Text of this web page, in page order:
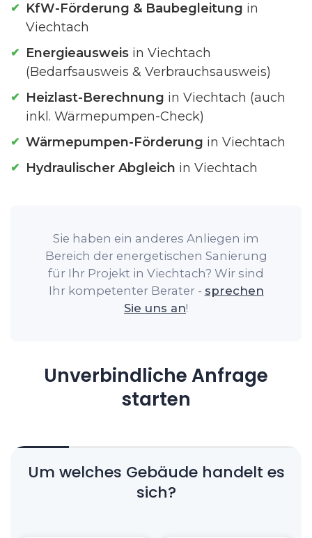
KfW-Förderung & Baubegleitung in
Viechtach
Energieausweis in Viechtach
(Bedarfsausweis & Verbrauchsausweis)
Heizlast-Berechnung in Viechtach (auch
inkl. Wärmepumpen-Check)
Wärmepumpen-Förderung in Viechtach
Hydraulischer Abgleich in Viechtach
Sie haben ein anderes Anliegen im
Bereich der energetischen Sanierung
für Ihr Projekt in Viechtach? Wir sind
Ihr kompetenter Berater - sprechen
Sie uns an!
Unverbindliche Anfrage
starten